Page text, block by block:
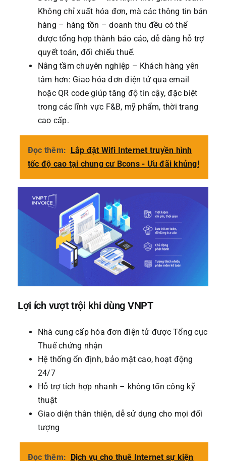
Không chỉ xuất hóa đơn, mà các thông tin bán
hàng – hàng tồn – doanh thu đều có thể
được tổng hợp thành báo cáo, dễ dàng hỗ trợ
quyết toán, đối chiếu thuế.
Nâng tầm chuyên nghiệp – Khách hàng yên
tâm hơn: Giao hóa đơn điện tử qua email
hoặc QR code giúp tăng độ tin cậy, đặc biệt
trong các lĩnh vực F&B, mỹ phẩm, thời trang
cao cấp.
Đọc thêm: Lắp đặt Wifi Internet truyền hình
tốc độ cao tại chung cư Bcons - Ưu đãi khủng!
Lợi ích vượt trội khi dùng VNPT
Nhà cung cấp hóa đơn điện tử được Tổng cục
Thuế chứng nhận
Hệ thống ổn định, bảo mật cao, hoạt động
24/7
Hỗ trợ tích hợp nhanh – không tốn công kỹ
thuật
Giao diện thân thiện, dễ sử dụng cho mọi đối
tượng
Đọc thêm: Dịch vụ cho thuê Internet sự kiện